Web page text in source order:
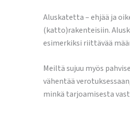
Aluskatetta – ehjää ja
(katto)rakenteisiin.
esimerkiksi riittävää
Meiltä sujuu myös
vähentää
minkä tarjoamisesta